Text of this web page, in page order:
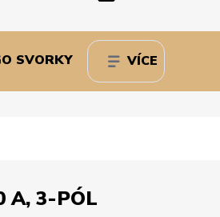
SVORKY VÍCE
A, 3-PÓL